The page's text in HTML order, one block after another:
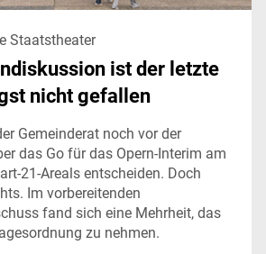
Staatstheater
ist der letzte
nicht gefallen
Gemeinderat noch vor der
das Go für das Opern-Interim am
21-Areals entscheiden. Doch
Im vorbereitenden
fand sich eine Mehrheit, das
zu nehmen.